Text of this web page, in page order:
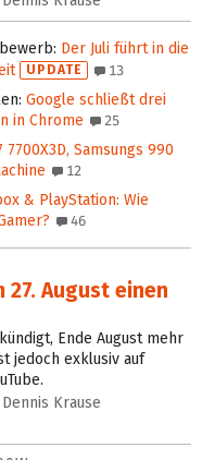
: Der Juli führt in die
UPDATE 13
: Google schließt drei
in Chrome
25
7700X3D, Samsungs 990
12
& PlayStation: Wie
46
27. August einen
Ende August mehr
jedoch exklusiv auf
Dennis Krause